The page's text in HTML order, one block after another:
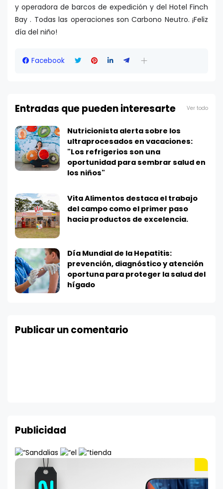
y operadora de barcos de expedición y del Hotel Finch
Bay . Todas las operaciones son Carbono Neutro. ¡Feliz
día del niño!
Facebook
Entradas que pueden interesarte Ver todo
Nutricionista alerta sobre los
ultraprocesados en vacaciones:
"Los refrigerios son una
oportunidad para sembrar salud en
los niños"
Vita Alimentos destaca el trabajo
del campo como el primer paso
hacia productos de excelencia.
Día Mundial de la Hepatitis:
prevención, diagnóstico y atención
oportuna para proteger la salud del
hígado
Publicar un comentario
Publicidad